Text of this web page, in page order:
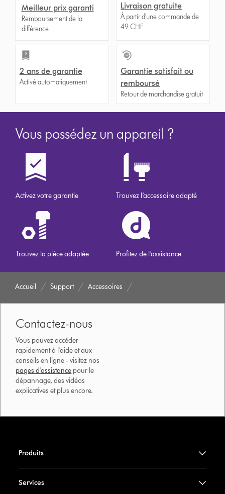
Meilleur prix garanti
Remboursement de la
différence
Livraison gratuite
À partir d'une commande de
49 CHF
2 ans de garantie
Activé automatiquement
Garantie satisfait ou
remboursé
Retour de marchandise gratuit
Vous possédez un appareil ?
Activez votre garantie Trouvez l’accessoire adapté
Trouvez la pièce adaptée Profitez de l'assistance
Accueil Support Accessoires
Contactez-nous
Vous pouvez accéder
rapidement à l'aide et aux
conseils en ligne - visitez nos
pages d'assistance pour le
dépannage, des vidéos
explicatives et plus encore.
Produits
Services